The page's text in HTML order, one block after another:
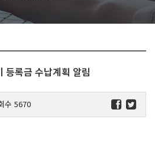
록금 수납계획 알림
수 5670